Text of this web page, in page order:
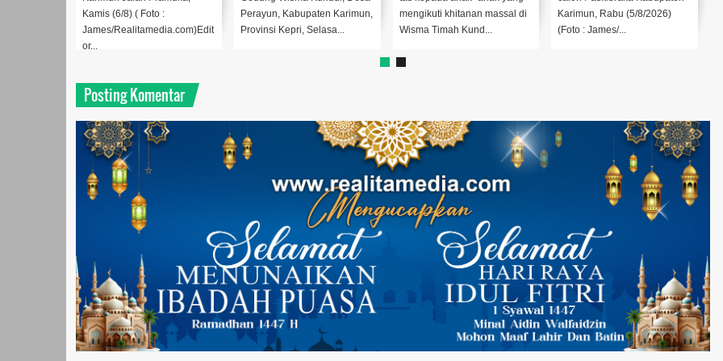
Perayun, Kabupaten Karimun,
Provinsi Kepri, Selasa...
mengikuti khitanan massal di
Wisma Timah Kund...
Karimun, Rabu (5/8/2026)
(Foto : James/...
JamedKARIMUN,Realitamedi
a.com – Kinerja impresif
Posting Komentar